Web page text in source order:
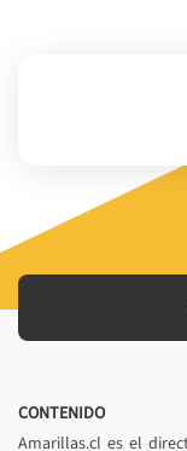
CONTENIDO
Amarillas.cl es el